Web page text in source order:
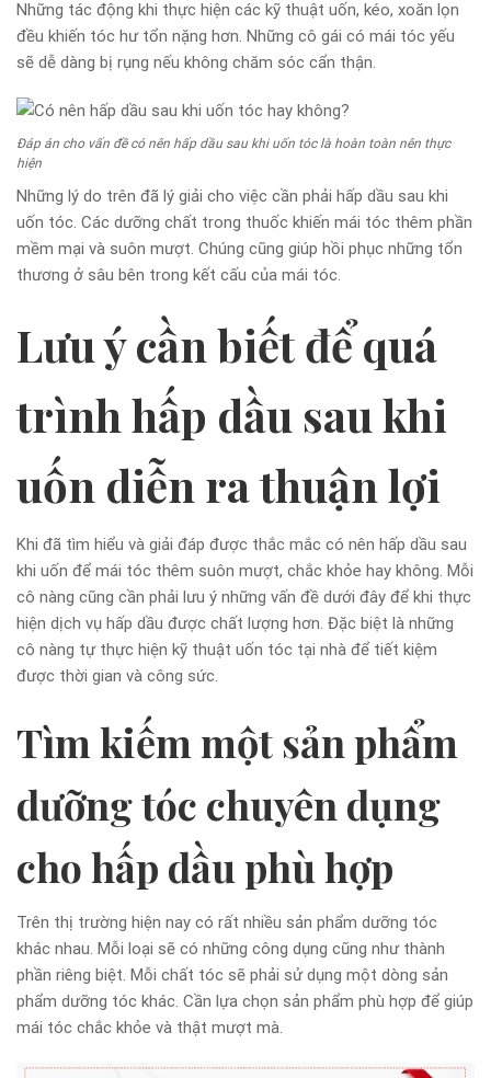
Những tác động khi thực hiện các kỹ thuật uốn, kéo, xoăn lọn
đều khiến tóc hư tổn nặng hơn. Những cô gái có mái tóc yếu
sẽ dễ dàng bị rụng nếu không chăm sóc cẩn thận.
Đáp án cho vấn đề có nên hấp dầu sau khi uốn tóc là hoàn toàn nên thực
hiện
Những lý do trên đã lý giải cho việc cần phải hấp dầu sau khi
uốn tóc. Các dưỡng chất trong thuốc khiến mái tóc thêm phần
mềm mại và suôn mượt. Chúng cũng giúp hồi phục những tổn
thương ở sâu bên trong kết cấu của mái tóc.
Lưu ý cần biết để quá
trình hấp dầu sau khi
uốn diễn ra thuận lợi
Khi đã tìm hiểu và giải đáp được thắc mắc có nên hấp dầu sau
khi uốn để mái tóc thêm suôn mượt, chắc khỏe hay không. Mỗi
cô nàng cũng cần phải lưu ý những vấn đề dưới đây để khi thực
hiện dịch vụ hấp dầu được chất lượng hơn. Đặc biệt là những
cô nàng tự thực hiện kỹ thuật uốn tóc tại nhà để tiết kiệm
được thời gian và công sức.
Tìm kiếm một sản phẩm
dưỡng tóc chuyên dụng
cho hấp dầu phù hợp
Trên thị trường hiện nay có rất nhiều sản phẩm dưỡng tóc
khác nhau. Mỗi loại sẽ có những công dụng cũng như thành
phần riêng biệt. Mỗi chất tóc sẽ phải sử dụng một dòng sản
phẩm dưỡng tóc khác. Cần lựa chọn sản phẩm phù hợp để giúp
mái tóc chắc khỏe và thật mượt mà.